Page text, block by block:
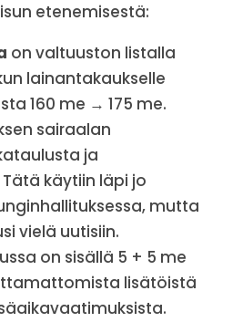
etenemisestä:
on valtuuston listalla
lainantakaukselle
160 me → 175 me.
sairaalan
ja
käytiin läpi jo
mutta
vielä uutisiin.
on sisällä 5 + 5 me
lisätöistä